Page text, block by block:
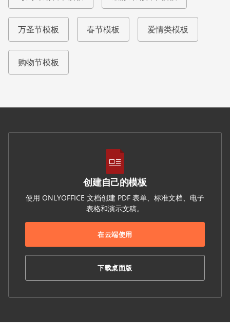
万圣节模板 春节模板 爱情类模板
购物节模板
创建自己的模板
使用 ONLYOFFICE 文档创建 PDF 表单、标准文档、电子
表格和演示文稿。
在云端使用
下载桌面版